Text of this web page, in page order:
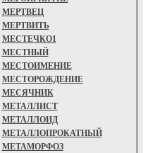
МЕРТВЕЦ
МЕРТВИТЬ
МЕСТЕЧКО1
МЕСТНЫЙ
МЕСТОИМЕНИЕ
МЕСТОРОЖДЕНИЕ
МЕСЯЧНИК
МЕТАЛЛИСТ
МЕТАЛЛОИД
МЕТАЛЛОПРОКАТНЫЙ
МЕТАМОРФОЗ